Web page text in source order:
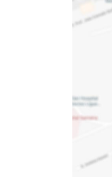
- 3
-
-
-
-
-
-
-